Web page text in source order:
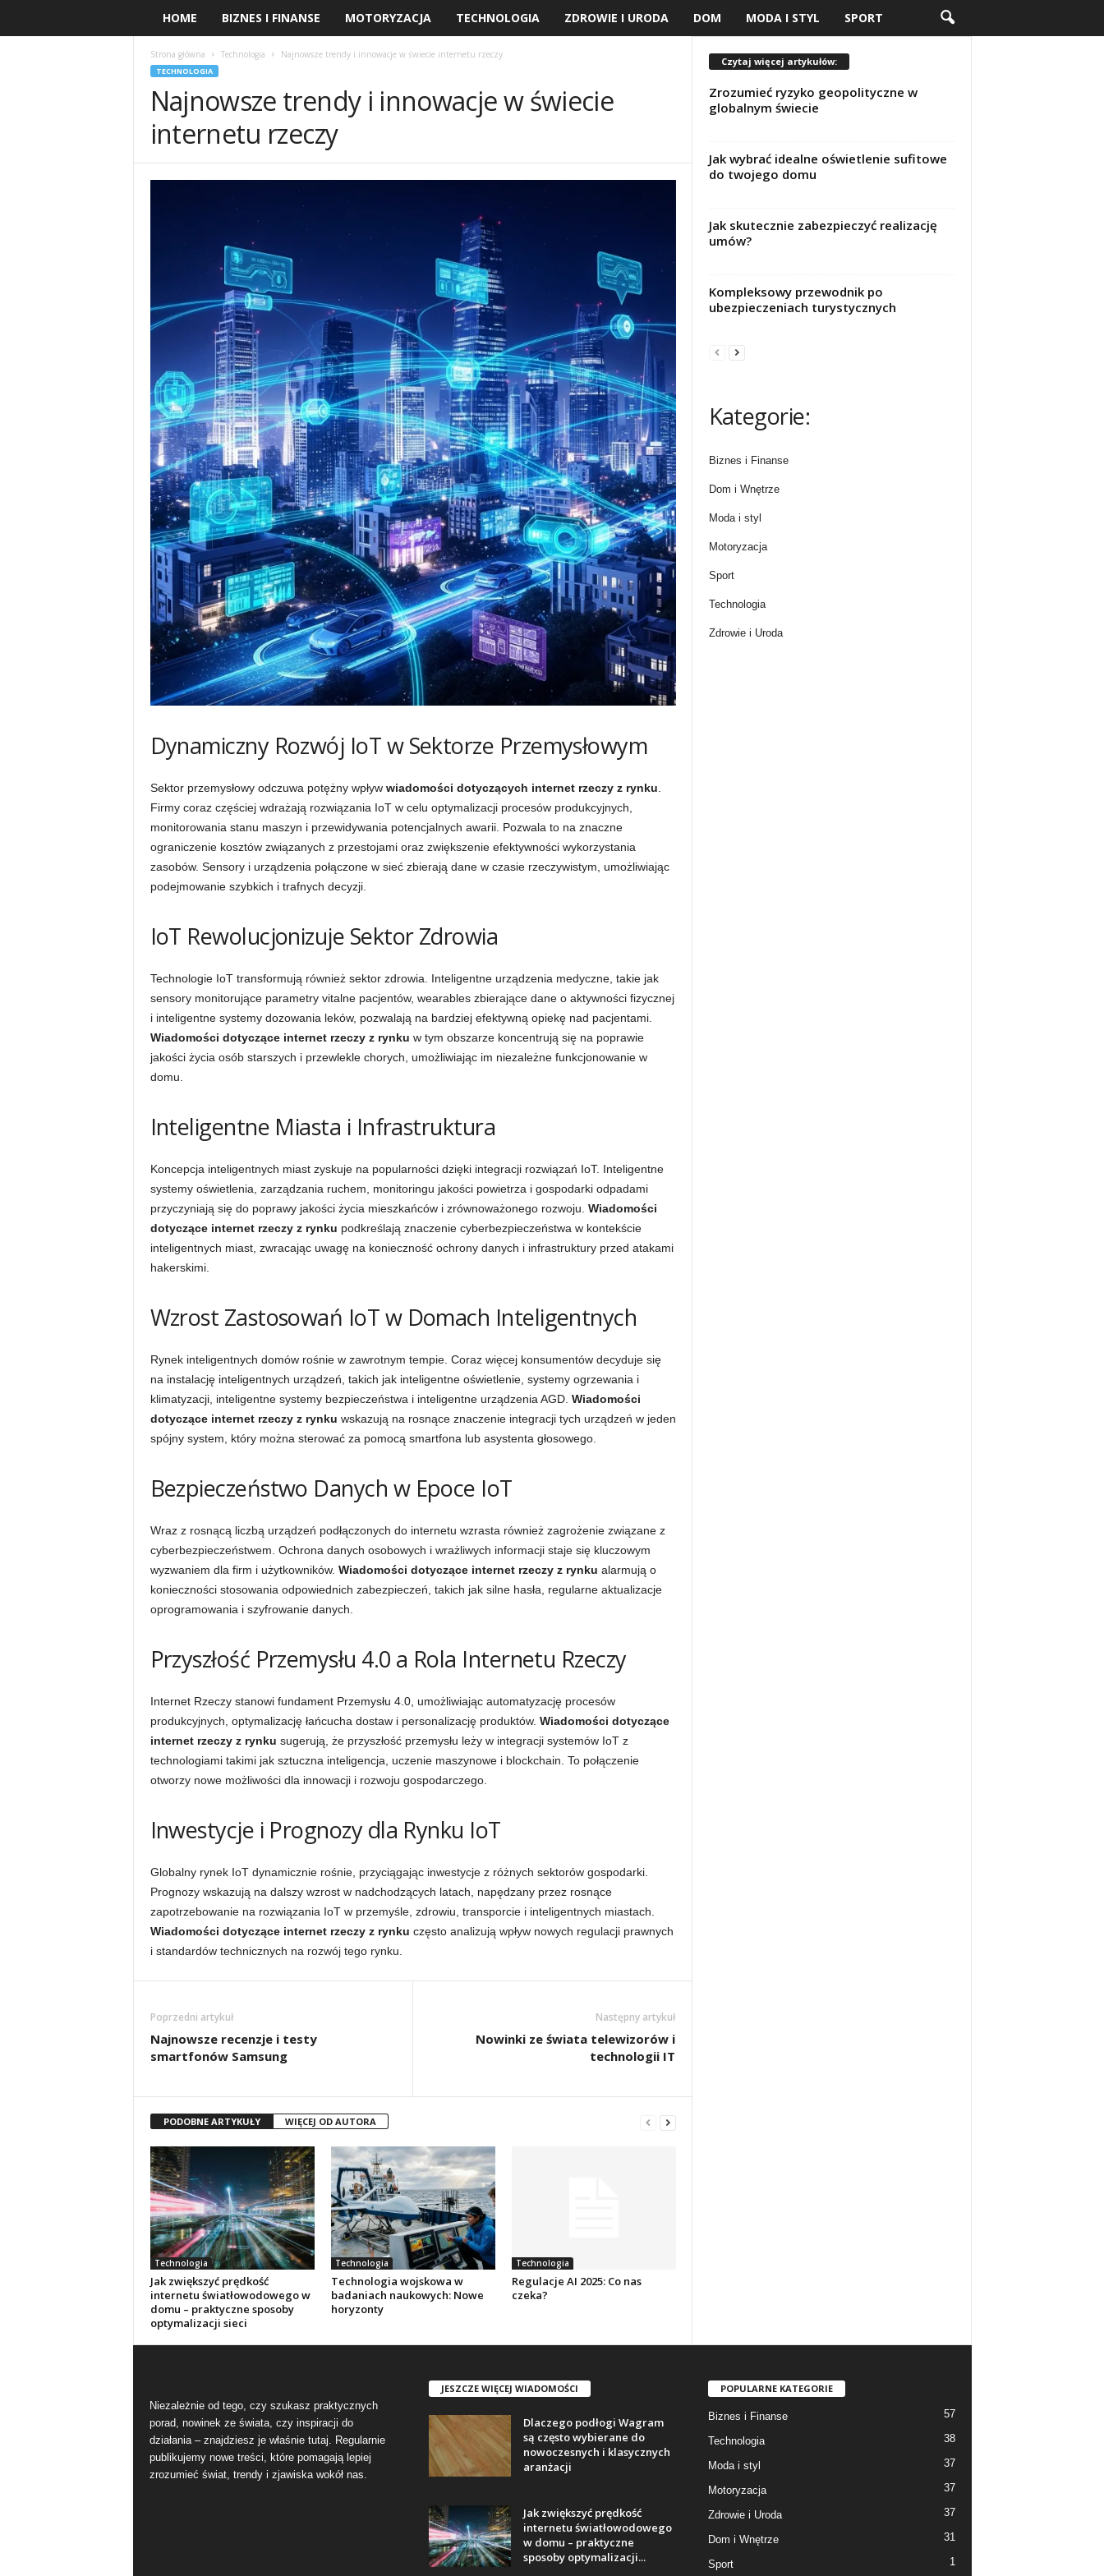
HOME BIZNES I FINANSE MOTORYZACJA TECHNOLOGIA ZDROWIE I URODA DOM MODA I STYL SPORT
Strona główna Technologia Najnowsze trendy i innowacje w świecie internetu rzeczy
TECHNOLOGIA
Najnowsze trendy i innowacje w świecie
internetu rzeczy
Dynamiczny Rozwój IoT w Sektorze Przemysłowym
Sektor przemysłowy odczuwa potężny wpływ wiadomości dotyczących internet rzeczy z rynku
Firmy coraz częściej wdrażają rozwiązania IoT w celu optymalizacji procesów produkcyjnych,
monitorowania stanu maszyn i przewidywania potencjalnych awarii. Pozwala to na znaczne
ograniczenie kosztów związanych z przestojami oraz zwiększenie efektywności wykorzystania
zasobów. Sensory i urządzenia połączone w sieć zbierają dane w czasie rzeczywistym, umożliwiając
podejmowanie szybkich i trafnych decyzji.
IoT Rewolucjonizuje Sektor Zdrowia
Technologie IoT transformują również sektor zdrowia. Inteligentne urządzenia medyczne, takie jak
sensory monitorujące parametry vitalne pacjentów, wearables zbierające dane o aktywności fizycznej
i inteligentne systemy dozowania leków, pozwalają na bardziej efektywną opiekę nad pacjentami.
Wiadomości dotyczące internet rzeczy z rynku w tym obszarze koncentrują się na poprawie
jakości życia osób starszych i przewlekle chorych, umożliwiając im niezależne funkcjonowanie w
domu.
Inteligentne Miasta i Infrastruktura
Koncepcja inteligentnych miast zyskuje na popularności dzięki integracji rozwiązań IoT. Inteligentne
systemy oświetlenia, zarządzania ruchem, monitoringu jakości powietrza i gospodarki odpadami
przyczyniają się do poprawy jakości życia mieszkańców i zrównoważonego rozwoju. Wiadomości
dotyczące internet rzeczy z rynku podkreślają znaczenie cyberbezpieczeństwa w kontekście
inteligentnych miast, zwracając uwagę na konieczność ochrony danych i infrastruktury przed atakami
hakerskimi.
Wzrost Zastosowań IoT w Domach Inteligentnych
Rynek inteligentnych domów rośnie w zawrotnym tempie. Coraz więcej konsumentów decyduje się
na instalację inteligentnych urządzeń, takich jak inteligentne oświetlenie, systemy ogrzewania i
klimatyzacji, inteligentne systemy bezpieczeństwa i inteligentne urządzenia AGD. Wiadomości
dotyczące internet rzeczy z rynku wskazują na rosnące znaczenie integracji tych urządzeń w jeden
spójny system, który można sterować za pomocą smartfona lub asystenta głosowego.
Bezpieczeństwo Danych w Epoce IoT
Wraz z rosnącą liczbą urządzeń podłączonych do internetu wzrasta również zagrożenie związane z
cyberbezpieczeństwem. Ochrona danych osobowych i wrażliwych informacji staje się kluczowym
wyzwaniem dla firm i użytkowników. Wiadomości dotyczące internet rzeczy z rynku alarmują o
konieczności stosowania odpowiednich zabezpieczeń, takich jak silne hasła, regularne aktualizacje
oprogramowania i szyfrowanie danych.
Przyszłość Przemysłu 4.0 a Rola Internetu Rzeczy
Internet Rzeczy stanowi fundament Przemysłu 4.0, umożliwiając automatyzację procesów
produkcyjnych, optymalizację łańcucha dostaw i personalizację produktów. Wiadomości dotyczące
internet rzeczy z rynku sugerują, że przyszłość przemysłu leży w integracji systemów IoT z
technologiami takimi jak sztuczna inteligencja, uczenie maszynowe i blockchain. To połączenie
otworzy nowe możliwości dla innowacji i rozwoju gospodarczego.
Inwestycje i Prognozy dla Rynku IoT
Globalny rynek IoT dynamicznie rośnie, przyciągając inwestycje z różnych sektorów gospodarki.
Prognozy wskazują na dalszy wzrost w nadchodzących latach, napędzany przez rosnące
zapotrzebowanie na rozwiązania IoT w przemyśle, zdrowiu, transporcie i inteligentnych miastach.
Wiadomości dotyczące internet rzeczy z rynku często analizują wpływ nowych regulacji prawnych
i standardów technicznych na rozwój tego rynku.
Poprzedni artykuł
Najnowsze recenzje i testy
smartfonów Samsung
Następny artykuł
Nowinki ze świata telewizorów i
technologii IT
PODOBNE ARTYKUŁY WIĘCEJ OD AUTORA
Technologia
Jak zwiększyć prędkość
internetu światłowodowego w
domu – praktyczne sposoby
optymalizacji sieci
Technologia
Technologia wojskowa w
badaniach naukowych: Nowe
horyzonty
Technologia
Regulacje AI 2025: Co nas
czeka?
Czytaj więcej artykułów:
Zrozumieć ryzyko geopolityczne w
globalnym świecie
Jak wybrać idealne oświetlenie sufitowe
do twojego domu
Jak skutecznie zabezpieczyć realizację
umów?
Kompleksowy przewodnik po
ubezpieczeniach turystycznych
Kategorie:
Biznes i Finanse
Dom i Wnętrze
Moda i styl
Motoryzacja
Sport
Technologia
Zdrowie i Uroda
Niezależnie od tego, czy szukasz praktycznych
porad, nowinek ze świata, czy inspiracji do
działania – znajdziesz je właśnie tutaj. Regularnie
publikujemy nowe treści, które pomagają lepiej
zrozumieć świat, trendy i zjawiska wokół nas.
JESZCZE WIĘCEJ WIADOMOŚCI
Dlaczego podłogi Wagram
są często wybierane do
nowoczesnych i klasycznych
aranżacji
Jak zwiększyć prędkość
internetu światłowodowego
w domu – praktyczne
sposoby optymalizacji...
POPULARNE KATEGORIE
Biznes i Finanse 57
Technologia 38
Moda i styl 37
Motoryzacja 37
Zdrowie i Uroda 37
Dom i Wnętrze 31
Sport 1